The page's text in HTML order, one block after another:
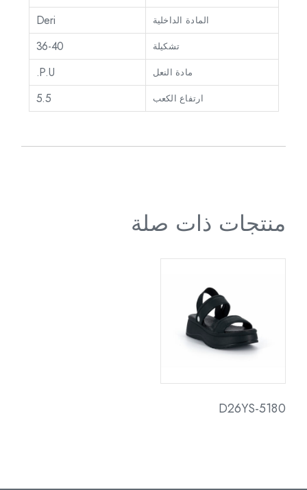
المادة الداخلية Deri
تشكيلة 36-40
مادة النعل P.U.
ارتفاع الكعب 5.5
منتجات ذات صلة
D26YS-5180